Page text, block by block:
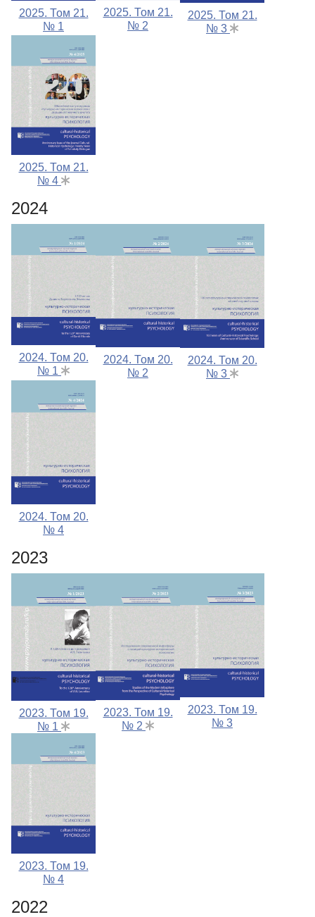
2025. Том 21.
№ 1
2025. Том 21.
№ 2
2025. Том 21.
№ 3
2025. Том 21.
№ 4
2024
2024. Том 20.
№ 1
2024. Том 20.
№ 2
2024. Том 20.
№ 3
2024. Том 20.
№ 4
2023
2023. Том 19.
№ 1
2023. Том 19.
№ 2
2023. Том 19.
№ 3
2023. Том 19.
№ 4
2022